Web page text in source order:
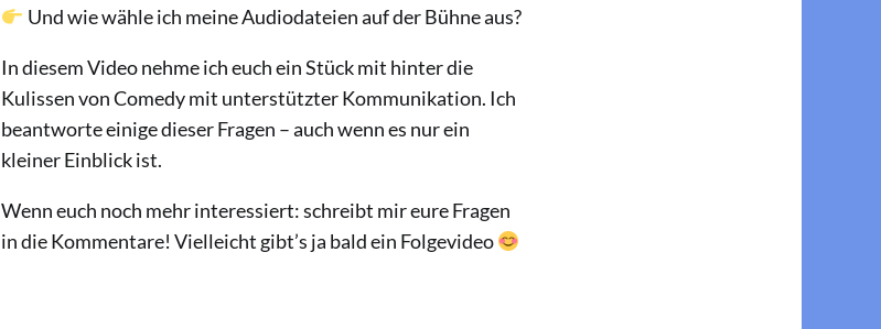
Und wie wähle ich meine Audiodateien auf der Bühne aus?
In diesem Video nehme ich euch ein Stück mit hinter die
Kulissen von Comedy mit unterstützter Kommunikation. Ich
beantworte einige dieser Fragen – auch wenn es nur ein
kleiner Einblick ist.
Wenn euch noch mehr interessiert: schreibt mir eure Fragen
in die Kommentare! Vielleicht gibt’s ja bald ein Folgevideo